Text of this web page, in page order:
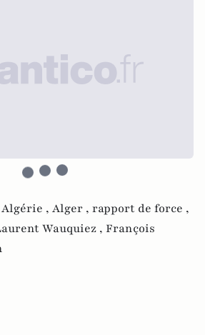
Algérie , Alger , rapport de force ,
Wauquiez , François